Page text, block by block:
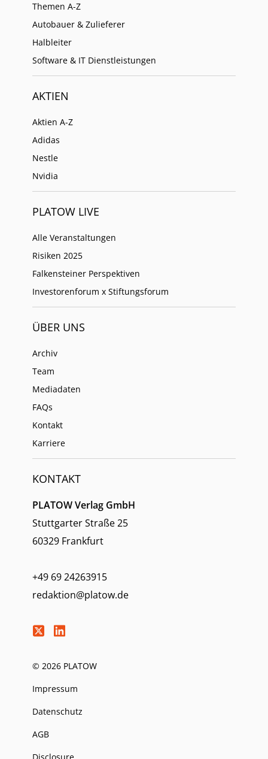
Themen A-Z
Autobauer & Zulieferer
Halbleiter
Software & IT Dienstleistungen
AKTIEN
Aktien A-Z
Adidas
Nestle
Nvidia
PLATOW LIVE
Alle Veranstaltungen
Risiken 2025
Falkensteiner Perspektiven
Investorenforum x Stiftungsforum
ÜBER UNS
Archiv
Team
Mediadaten
FAQs
Kontakt
Karriere
KONTAKT
PLATOW Verlag GmbH
Stuttgarter Straße 25
60329 Frankfurt
+49 69 24263915
redaktion@platow.de
© 2026 PLATOW
Impressum
Datenschutz
AGB